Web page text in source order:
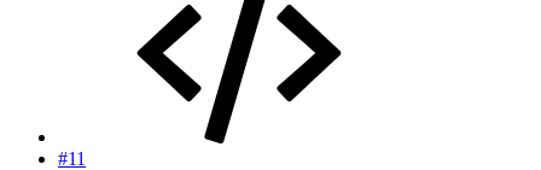
#11